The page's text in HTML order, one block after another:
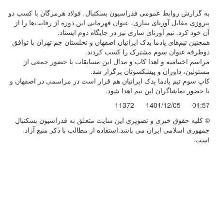
به گزارش روابط عمومی فدراسیون بسکتبال، فولاد هرمزگان با کسب دو
پیروزی مقابل آورتای ساری، عنوان قهرمانی این دوره از رقابت‌ها را از
آن خود کرد. تیم آورتای ساری نیز در جایگاه دوم ایستاد.
همچنین تیم‌های پادما یدک ایرانیان اصفهان و نخلستان جم تهران با توافق
دوطرفه عنوان سوم مشترک را کسب کردند.
مراسم اختتامیه و اهدا کاپ و مدال این مسابقات با حضور جمعی از
مسئولین، داوران و پیشکسوتان برگزار شد.
کاپ سوم تیم پادما یدک ایرانیان هم قرار است در مراسمی در اصفهان و
با حضور تماشاگران این تیم اهدا شود.
01:57
1401/12/05
11372
© کليه حقوق خبری و تصويری اين سايت متعلق به فدراسیون بسکتبال
جمهوری اسلامی ایران می باشد.استفاده از مطالب با ذكر منبع آزاد
است.